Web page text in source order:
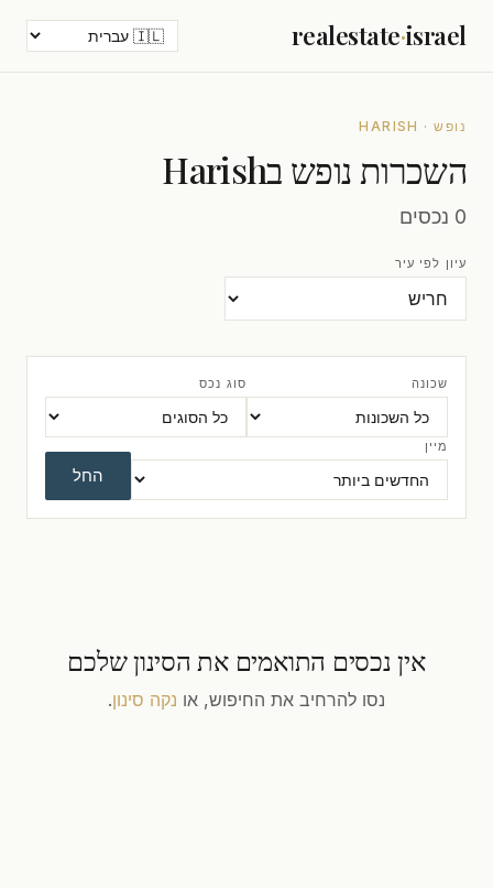
realestate·israel
נופש · HARISH
השכרות נופש בHarish
0 נכסים
עיון לפי עיר
שכונה סוג נכס
מיין
החל
אין נכסים התואמים את הסינון שלכם
נסו להרחיב את החיפוש, או נקה סינון.